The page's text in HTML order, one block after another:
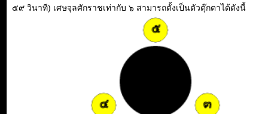
๕๙ วินาที) เศษจุลศักราชเท่ากับ ๖ สามารถตั้งเป็นตัวตุ๊กตาได้ดังนี้